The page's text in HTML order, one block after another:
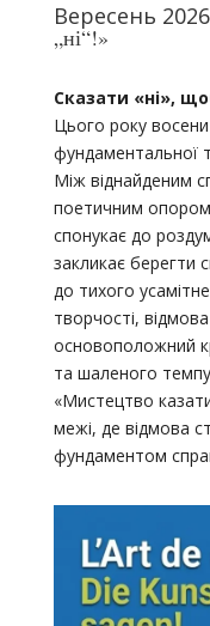
Вересень
„ні“!»
Сказати «ні»,
Цього року
фундаментальної
Між віднайденим
поетичним
спонукає до
закликає берегти
до тихого
творчості,
основоположний
та шаленого
«Мистецтво
межі, де відмова
фундаментом